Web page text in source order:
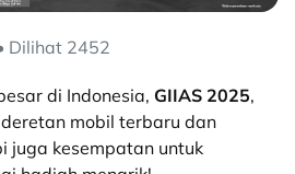
Dilihat 2452
di Indonesia, GIIAS 2025,
mobil terbaru dan
juga kesempatan untuk